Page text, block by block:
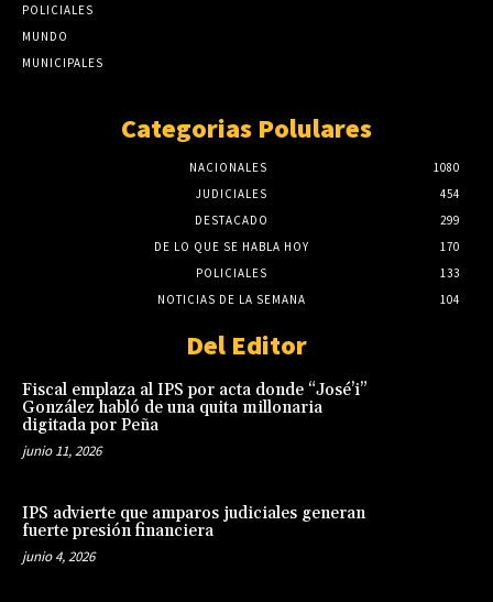
POLICIALES
MUNDO
MUNICIPALES
Categorias Polulares
NACIONALES
1080
JUDICIALES
454
DESTACADO
299
DE LO QUE SE HABLA HOY
170
POLICIALES
133
NOTICIAS DE LA SEMANA
104
Del Editor
Fiscal emplaza al IPS por acta donde “José’i”
González habló de una quita millonaria
digitada por Peña
junio 11, 2026
IPS advierte que amparos judiciales generan
fuerte presión financiera
junio 4, 2026